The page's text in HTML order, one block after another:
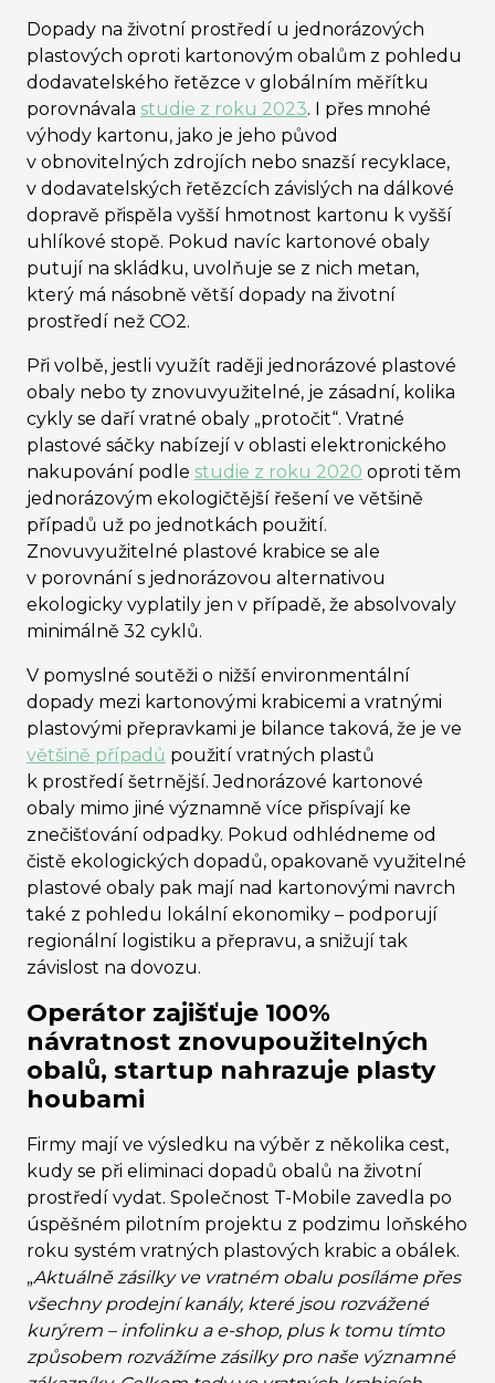
Dopady na životní prostředí u jednorázových
plastových oproti kartonovým obalům z pohledu
dodavatelského řetězce v globálním měřítku
porovnávala studie z roku 2023. I přes mnohé
výhody kartonu, jako je jeho původ
v obnovitelných zdrojích nebo snazší recyklace,
v dodavatelských řetězcích závislých na dálkové
dopravě přispěla vyšší hmotnost kartonu k vyšší
uhlíkové stopě. Pokud navíc kartonové obaly
putují na skládku, uvolňuje se z nich metan,
který má násobně větší dopady na životní
prostředí než CO2.
Při volbě, jestli využít raději jednorázové plastové
obaly nebo ty znovuvyužitelné, je zásadní, kolika
cykly se daří vratné obaly „protočit“. Vratné
plastové sáčky nabízejí v oblasti elektronického
nakupování podle studie z roku 2020 oproti těm
jednorázovým ekologičtější řešení ve většině
případů už po jednotkách použití.
Znovuvyužitelné plastové krabice se ale
v porovnání s jednorázovou alternativou
ekologicky vyplatily jen v případě, že absolvovaly
minimálně 32 cyklů.
V pomyslné soutěži o nižší environmentální
dopady mezi kartonovými krabicemi a vratnými
plastovými přepravkami je bilance taková, že je ve
většině případů použití vratných plastů
k prostředí šetrnější. Jednorázové kartonové
obaly mimo jiné významně více přispívají ke
znečišťování odpadky. Pokud odhlédneme od
čistě ekologických dopadů, opakovaně využitelné
plastové obaly pak mají nad kartonovými navrch
také z pohledu lokální ekonomiky – podporují
regionální logistiku a přepravu, a snižují tak
závislost na dovozu.
Operátor zajišťuje 100%
návratnost znovupoužitelných
obalů, startup nahrazuje plasty
houbami
Firmy mají ve výsledku na výběr z několika cest,
kudy se při eliminaci dopadů obalů na životní
prostředí vydat. Společnost T-Mobile zavedla po
úspěšném pilotním projektu z podzimu loňského
roku systém vratných plastových krabic a obálek.
„Aktuálně zásilky ve vratném obalu posíláme přes
všechny prodejní kanály, které jsou rozvážené
kurýrem – infolinku a e-shop, plus k tomu tímto
způsobem rozvážíme zásilky pro naše významné